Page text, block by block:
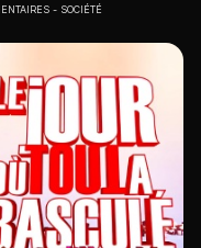
SOCIÉTÉ